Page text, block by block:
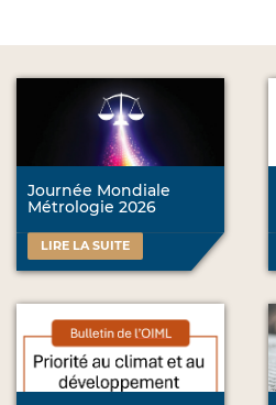
Journée Mondiale
Métrologie 2026
LIRE LA SUITE